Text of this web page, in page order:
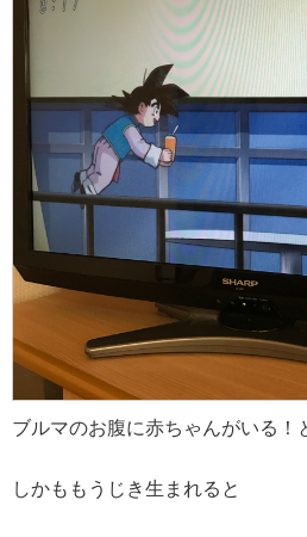
ブルマのお腹に赤ちゃんがいる！
しかももうじき生まれると